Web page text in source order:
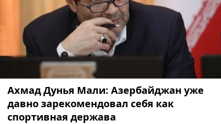
Ахмад Дунья Мали: Азербайджан уже
давно зарекомендовал себя как
спортивная держава